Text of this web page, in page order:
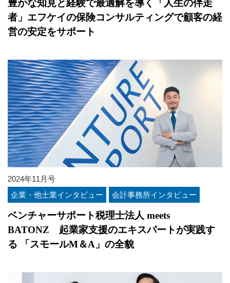
豊かな知見と経験で最適解を導く「人生の伴走
者」エフケイの保険コンサルティングで顧客の経
営の安定をサポート
2024年11月号
企業・他士業インタビュー
会計事務所インタビュー
ベンチャーサポート税理士法人 meets
BATONZ 起業家支援のエキスパートが実践す
る 「スモールM＆A」の全貌